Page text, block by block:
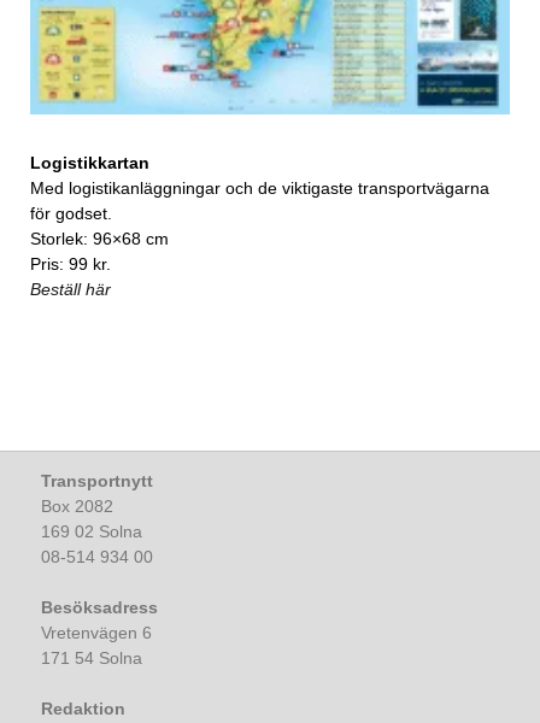
Logistikkartan
Med logistikanläggningar och de viktigaste transportvägarna
för godset.
Storlek: 96×68 cm
Pris: 99 kr.
Beställ här
Transportnytt
Box 2082
169 02 Solna
08-514 934 00
Besöksadress
Vretenvägen 6
171 54 Solna
Redaktion